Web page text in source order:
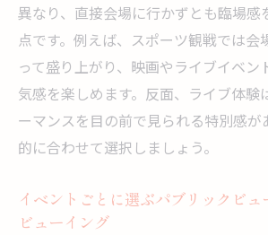
異なり、直接会場に行かずとも臨場感
点です。例えば、スポーツ観戦では会
って盛り上がり、映画やライブイベン
気感を楽しめます。反面、ライブ体験
ーマンスを目の前で見られる特別感が
的に合わせて選択しましょう。
イベントごとに選ぶパブリックビ
ビューイング